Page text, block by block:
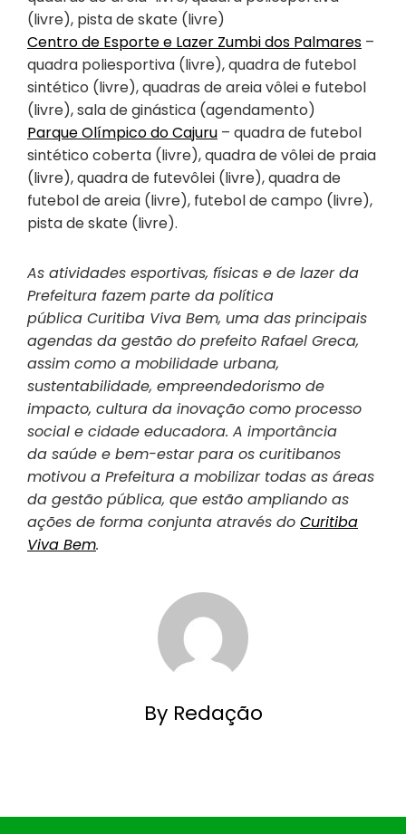
(livre), pista de skate (livre)
Centro de Esporte e Lazer Zumbi dos Palmares –
quadra poliesportiva (livre), quadra de futebol
sintético (livre), quadras de areia vôlei e futebol
(livre), sala de ginástica (agendamento)
Parque Olímpico do Cajuru – quadra de futebol
sintético coberta (livre), quadra de vôlei de praia
(livre), quadra de futevôlei (livre), quadra de
futebol de areia (livre), futebol de campo (livre),
pista de skate (livre).
As atividades esportivas, físicas e de lazer da
Prefeitura fazem parte da política
pública Curitiba Viva Bem, uma das principais
agendas da gestão do prefeito Rafael Greca,
assim como a mobilidade urbana,
sustentabilidade, empreendedorismo de
impacto, cultura da inovação como processo
social e cidade educadora. A importância
da saúde e bem-estar para os curitibanos
motivou a Prefeitura a mobilizar todas as áreas
da gestão pública, que estão ampliando as
ações de forma conjunta através do Curitiba
Viva Bem.
By Redação